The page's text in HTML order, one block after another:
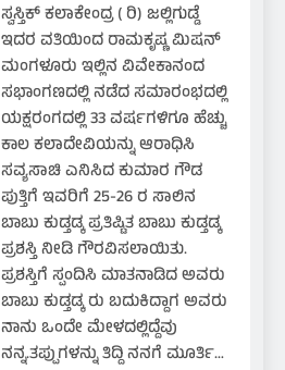
ಸ್ವಸ್ತಿಕ್ ಕಲಾಕೇಂದ್ರ ( ರಿ) ಜಲ್ಲಿಗುಡ್ಡೆ
ಇದರ ವತಿಯಿಂದ ರಾಮಕೃಷ್ಣ ಮಿಷನ್
ಮಂಗಳೂರು ಇಲ್ಲಿನ ವಿವೇಕಾನಂದ
ಸಭಾಂಗಣದಲ್ಲಿ ನಡೆದ ಸಮಾರಂಭದಲ್ಲಿ
ಯಕ್ಷರಂಗದಲ್ಲಿ 33 ವರ್ಷಗಳಿಗೂ ಹೆಚ್ಚು
ಕಾಲ ಕಲಾದೇವಿಯನ್ನು ಆರಾಧಿಸಿ
ಸವ್ಯಸಾಚಿ ಎನಿಸಿದ ಕುಮಾರ ಗೌಡ
ಪುತ್ತಿಗೆ ಇವರಿಗೆ 25-26 ರ ಸಾಲಿನ
ಬಾಬು ಕುಡ್ತಡ್ಕ ಪ್ರತಿಷ್ಟಿತ ಬಾಬು ಕುಡ್ತಡ್ಕ
ಪ್ರಶಸ್ತಿ ನೀಡಿ ಗೌರವಿಸಲಾಯಿತು.
ಪ್ರಶಸ್ತಿಗೆ ಸ್ಪಂದಿಸಿ ಮಾತನಾಡಿದ ಅವರು
ಬಾಬು ಕುಡ್ತಡ್ಕ ರು ಬದುಕಿದ್ದಾಗ ಅವರು
ನಾನು ಒಂದೇ ಮೇಳದಲ್ಲಿದ್ದೆವು
ನನ್ನ.ತಪ್ಪುಗಳನ್ನು ತಿದ್ದಿ ನನಗೆ ಮೂರ್ತಿ…